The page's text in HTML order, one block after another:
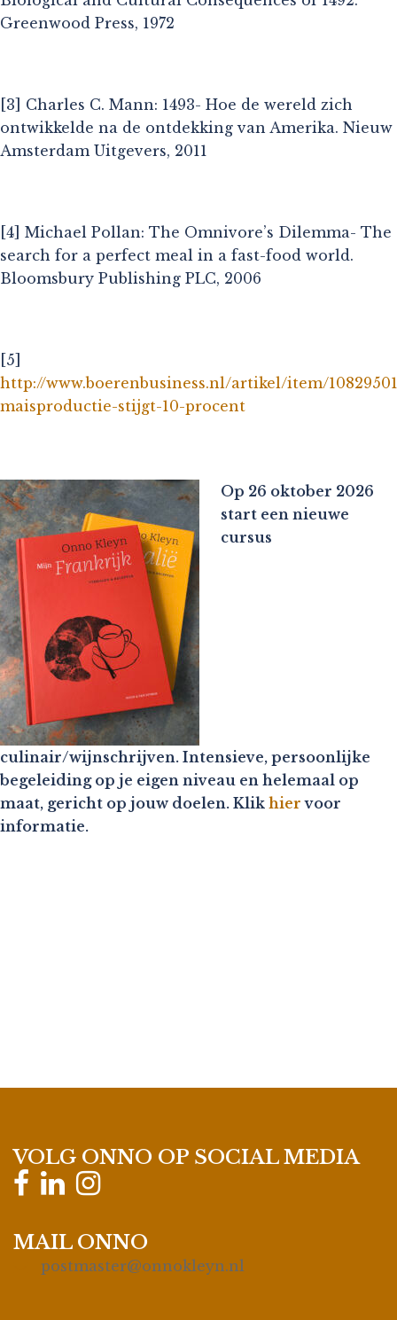
Greenwood Press, 1972
[3] Charles C. Mann: 1493- Hoe de wereld zich
ontwikkelde na de ontdekking van Amerika. Nieuw
Amsterdam Uitgevers, 2011
[4] Michael Pollan: The Omnivore’s Dilemma- The
search for a perfect meal in a fast-food world.
Bloomsbury Publishing PLC, 2006
[5]
http://www.boerenbusiness.nl/artikel/item/
maisproductie-stijgt-10-procent
Op 26 oktober 2026
start een nieuwe
cursus
culinair/wijnschrijven. Intensieve, persoonlijke
begeleiding op je eigen niveau en helemaal op
maat, gericht op jouw doelen. Klik hier voor
informatie.
VOLG ONNO OP SOCIAL MEDIA
MAIL ONNO
postmaster@onnokleyn.nl